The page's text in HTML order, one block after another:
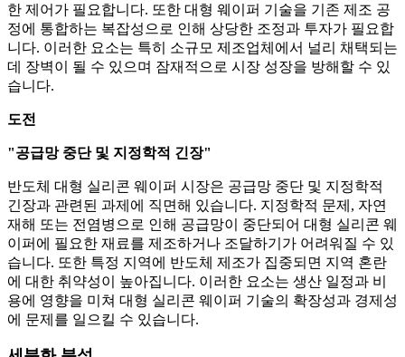
한 제어가 필요합니다. 또한 대형 웨이퍼 기술을 기존 제조 공
정에 통합하는 복잡성으로 인해 상당한 조정과 투자가 필요합
니다. 이러한 요소는 특히 소규모 제조업체에서 널리 채택되는
데 장벽이 될 수 있으며 잠재적으로 시장 성장을 방해할 수 있
습니다.
도전
"공급망 중단 및 지정학적 긴장"
반도체 대형 실리콘 웨이퍼 시장은 공급망 중단 및 지정학적
긴장과 관련된 과제에 직면해 있습니다. 지정학적 문제, 자연
재해 또는 전염병으로 인해 공급망이 중단되어 대형 실리콘 웨
이퍼에 필요한 재료를 제조하거나 조달하기가 어려워질 수 있
습니다. 또한 특정 지역에 반도체 제조가 집중되면 지역 혼란
에 대한 취약성이 높아집니다. 이러한 요소는 생산 일정과 비
용에 영향을 미쳐 대형 실리콘 웨이퍼 기술의 확장성과 경제성
에 문제를 일으킬 수 있습니다.